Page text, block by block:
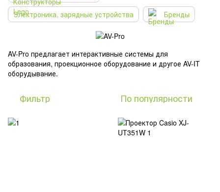
Электроника, зарядные устройства
Бренды
AV-Pro предлагает интерактивные системы для
образования, проекционное оборудование и другое AV-IT
оборудывание.
Фильтр По популярности